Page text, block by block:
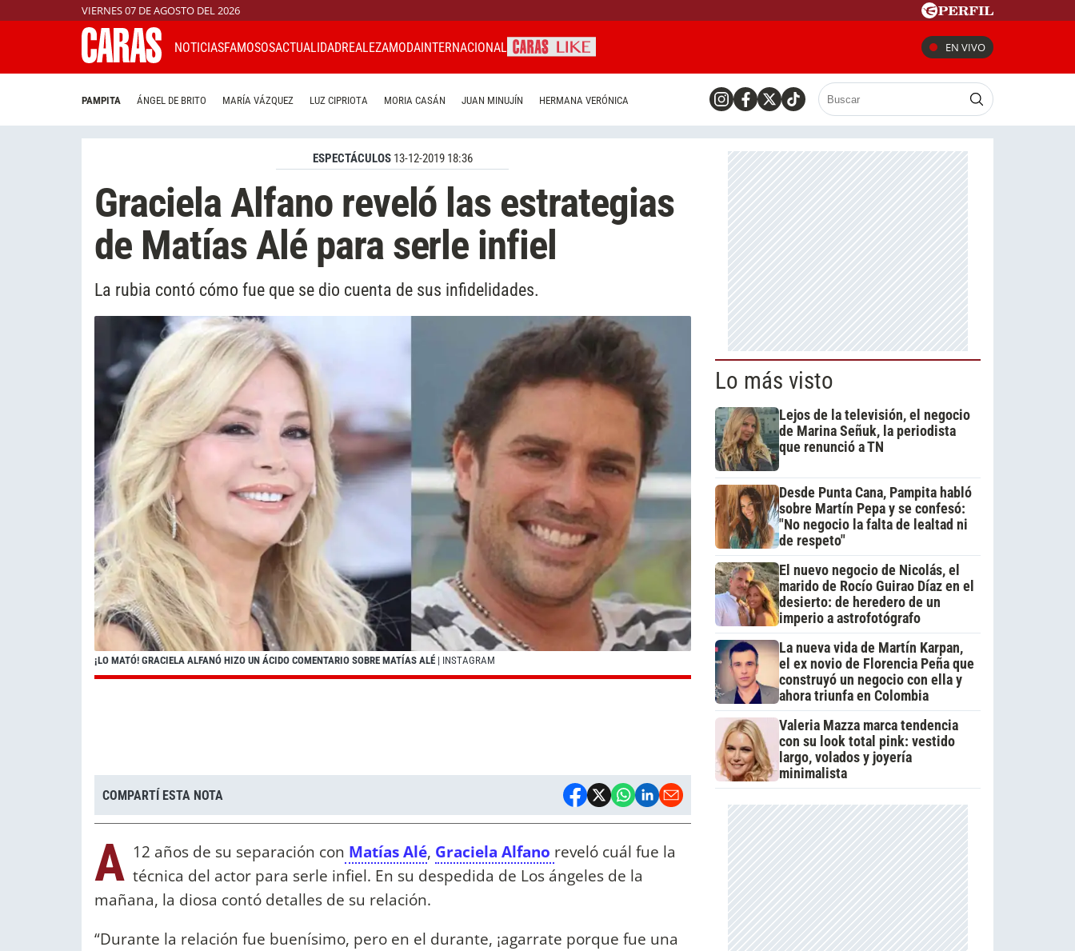
VIERNES 07 DE AGOSTO DEL 2026
NOTICIASFAMOSOSACTUALIDADREALEZAMODAINTERNACIONAL EN VIVO
PAMPITA ÁNGEL DE BRITO MARÍA VÁZQUEZ LUZ CIPRIOTA MORIA CASÁN JUAN MINUJÍN HERMANA VERÓNICA
ESPECTÁCULOS 13-12-2019 18:36
Graciela Alfano reveló las estrategias
de Matías Alé para serle infiel
La rubia contó cómo fue que se dio cuenta de sus infidelidades.
¡LO MATÓ! GRACIELA ALFANÓ HIZO UN ÁCIDO COMENTARIO SOBRE MATÍAS ALÉ | INSTAGRAM
COMPARTÍ ESTA NOTA
A 12 años de su separación con Matías Alé, Graciela Alfano reveló cuál fue la
técnica del actor para serle infiel. En su despedida de Los ángeles de la
mañana, la diosa contó detalles de su relación.
“Durante la relación fue buenísimo, pero en el durante, ¡agarrate porque fue una
Lo más visto
Lejos de la televisión, el negocio
de Marina Señuk, la periodista
que renunció a TN
Desde Punta Cana, Pampita habló
sobre Martín Pepa y se confesó:
"No negocio la falta de lealtad ni
de respeto"
El nuevo negocio de Nicolás, el
marido de Rocío Guirao Díaz en el
desierto: de heredero de un
imperio a astrofotógrafo
La nueva vida de Martín Karpan,
el ex novio de Florencia Peña que
construyó un negocio con ella y
ahora triunfa en Colombia
Valeria Mazza marca tendencia
con su look total pink: vestido
largo, volados y joyería
minimalista